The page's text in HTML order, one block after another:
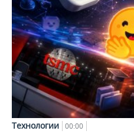
Технологии 00:00